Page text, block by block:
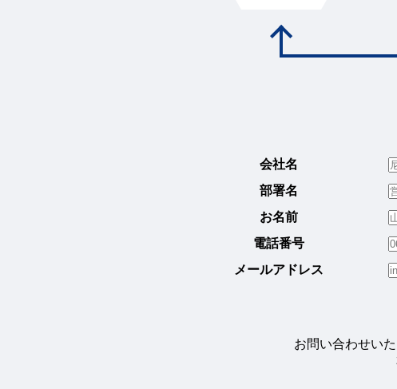
会社名
部署名
お名前
電話番号
メールアドレス
お問い合わせい